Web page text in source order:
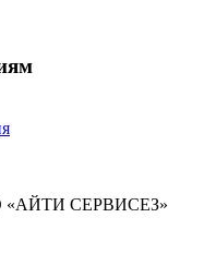
«АЙТИ СЕРВИСЕЗ»